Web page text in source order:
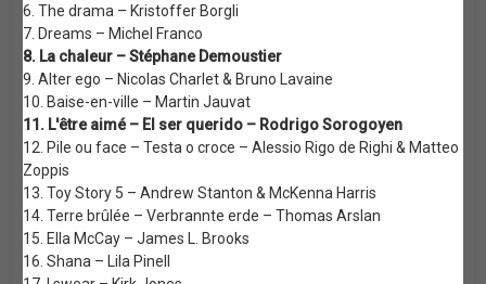
6. The drama – Kristoffer Borgli
7. Dreams – Michel Franco
8. La chaleur – Stéphane Demoustier
9. Alter ego – Nicolas Charlet & Bruno Lavaine
10. Baise-en-ville – Martin Jauvat
11. L'être aimé – El ser querido – Rodrigo Sorogoyen
12. Pile ou face – Testa o croce – Alessio Rigo de Righi & Matteo
Zoppis
13. Toy Story 5 – Andrew Stanton & McKenna Harris
14. Terre brûlée – Verbrannte erde – Thomas Arslan
15. Ella McCay – James L. Brooks
16. Shana – Lila Pinell